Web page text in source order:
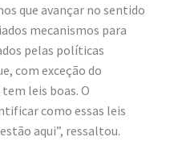
que avançar no sentido
mecanismos para
pelas políticas
com exceção do
leis boas. O
como essas leis
aqui”, ressaltou.